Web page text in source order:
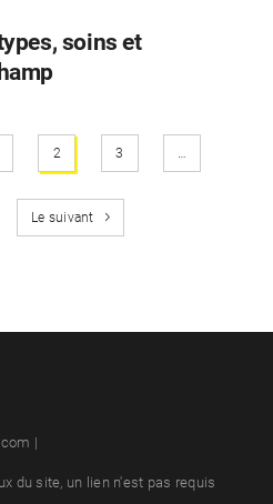
soins et
2 3 …
Le suivant
|
du site, un lien n'est pas requis